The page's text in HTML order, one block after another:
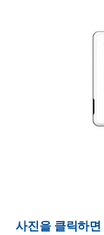
사진을 클릭하면